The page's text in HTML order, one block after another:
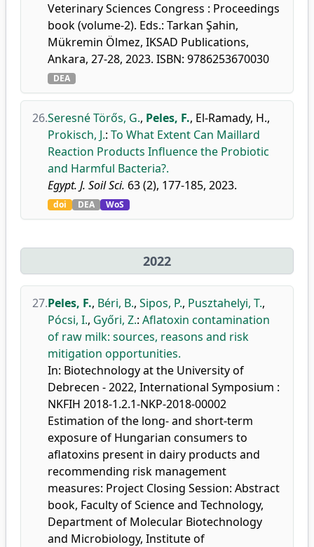
Veterinary Sciences Congress : Proceedings
book (volume-2). Eds.: Tarkan Şahin,
Mükremin Ölmez, IKSAD Publications,
Ankara, 27-28, 2023. ISBN: 9786253670030
DEA
26.Seresné Törős, G., Peles, F., El-Ramady, H.,
Prokisch, J.: To What Extent Can Maillard
Reaction Products Influence the Probiotic
and Harmful Bacteria?.
Egypt. J. Soil Sci. 63 (2), 177-185, 2023.
doi DEA WoS
2022
27.Peles, F., Béri, B., Sipos, P., Pusztahelyi, T.,
Pócsi, I., Győri, Z.: Aflatoxin contamination
of raw milk: sources, reasons and risk
mitigation opportunities.
In: Biotechnology at the University of
Debrecen - 2022, International Symposium :
NKFIH 2018-1.2.1-NKP-2018-00002
Estimation of the long- and short-term
exposure of Hungarian consumers to
aflatoxins present in dairy products and
recommending risk management
measures: Project Closing Session: Abstract
book, Faculty of Science and Technology,
Department of Molecular Biotechnology
and Microbiology, Institute of